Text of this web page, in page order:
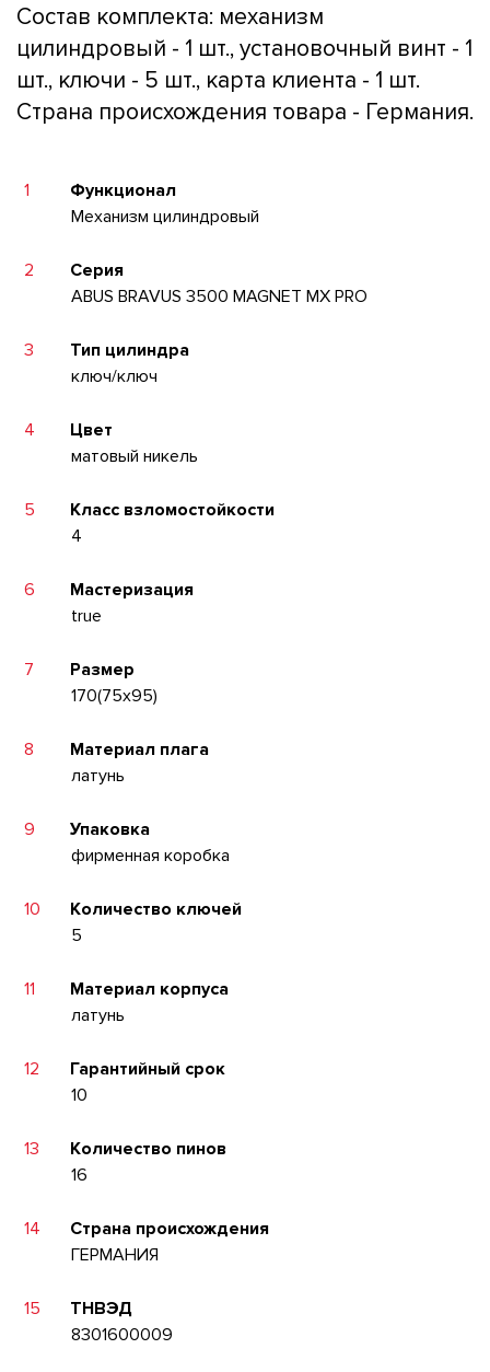
Состав комплекта: механизм
цилиндровый - 1 шт., установочный винт - 1
шт., ключи - 5 шт., карта клиента - 1 шт.
Страна происхождения товара - Германия.
1
Функционал
Механизм цилиндровый
2
Серия
ABUS BRAVUS 3500 MAGNET MX PRO
3
Тип цилиндра
ключ/ключ
4
Цвет
матовый никель
5
Класс взломостойкости
4
6
Мастеризация
true
7
Размер
170(75x95)
8
Материал плага
латунь
9
Упаковка
фирменная коробка
10
Количество ключей
5
11
Материал корпуса
латунь
12
Гарантийный срок
10
13
Количество пинов
16
14
Страна происхождения
ГЕРМАНИЯ
15
ТНВЭД
8301600009